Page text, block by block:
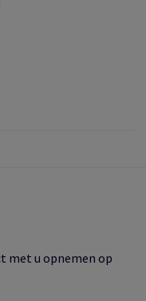
met u opnemen op